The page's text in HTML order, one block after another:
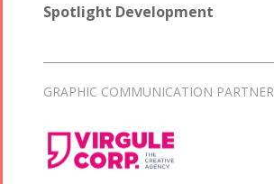
Spotlight Development
GRAPHIC COMMUNICATION PARTNER